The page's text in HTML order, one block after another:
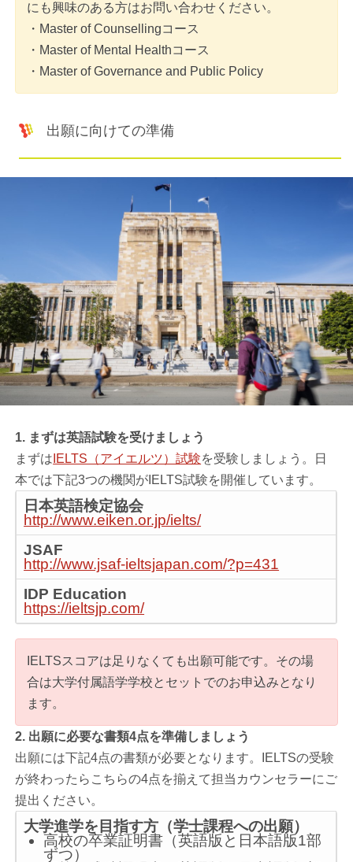
にも興味のある方はお問い合わせください。
・Master of Counsellingコース
・Master of Mental Healthコース
・Master of Governance and Public Policy
出願に向けての準備
1. まずは英語試験を受けましょう
まずは IELTS（アイエルツ）試験を受験しましょう。日
本では下記3つの機関がIELTS試験を開催しています。
日本英語検定協会
http://www.eiken.or.jp/ielts/
JSAF
http://www.jsaf-ieltsjapan.com/?p=431
IDP Education
https://ieltsjp.com/
IELTSスコアは足りなくても出願可能です。その場
合は大学付属語学学校とセットでのお申込みとなり
ます。
2. 出願に必要な書類4点を準備しましょう
出願には下記4点の書類が必要となります。IELTSの受験
が終わったらこちらの4点を揃えて担当カウンセラーにご
提出ください。
大学進学を目指す方（学士課程への出願）
高校の卒業証明書（英語版と日本語版1部
ずつ）